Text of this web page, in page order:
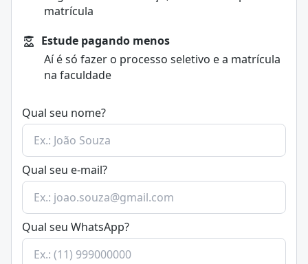
matrícula
Estude pagando menos
Aí é só fazer o processo seletivo e a matrícula
na faculdade
Qual seu nome?
Qual seu e-mail?
Qual seu WhatsApp?